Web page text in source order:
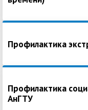
Профилактика
Профилактика
АнГТУ